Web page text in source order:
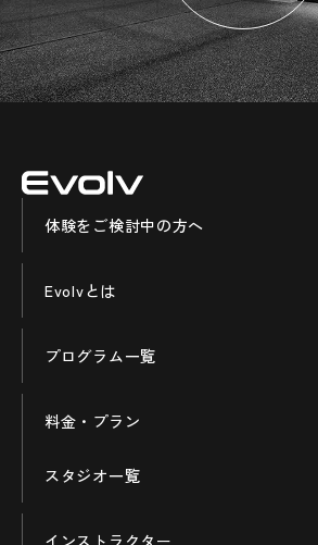
体験をご検討中の方へ
Evolvとは
プログラム一覧
料金・プラン
スタジオ一覧